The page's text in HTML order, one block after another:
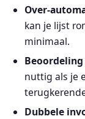
Over-
kan je lijst
minimaal.
nuttig als je
Dubbele